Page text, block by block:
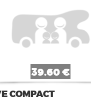
39.60 €
COMPACT